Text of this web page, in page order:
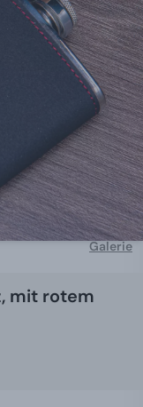
Galerie
mit rotem